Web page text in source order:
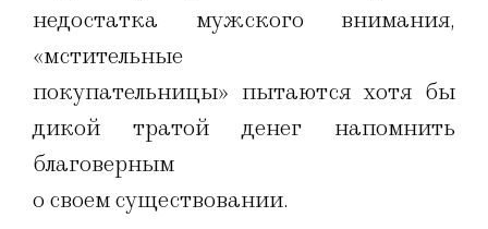
недостатка мужского внимания,
«мстительные
покупательницы» пытаются хотя бы
дикой тратой денег напомнить
благоверным
о своем существовании.